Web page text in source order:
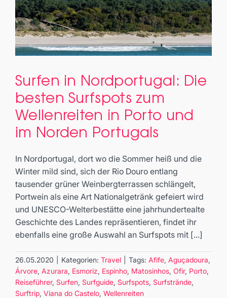
Surfen in Nordportugal: Die
besten Surfspots zum
Wellenreiten in Porto und im
Norden Portugals
Travel
Surfen in Nordportugal: Die
besten Surfspots zum
Wellenreiten in Porto und
im Norden Portugals
In Nordportugal, dort wo die Sommer heiß und die
Winter mild sind, sich der Rio Douro entlang
tausender grüner Weinbergterrassen schlängelt,
Portwein als eine Art Nationalgetränk gefeiert wird
und UNESCO-Welterbestätte eine jahrhundertealte
Geschichte des Landes repräsentieren, findet ihr
ebenfalls eine große Auswahl an Surfspots mit [...]
26.05.2020 Kategorien: Travel Tags: Afife, Aguçadoura,
Árvore, Azurara, Esmoriz, Espinho, Matosinhos, Ofir, Porto,
Reiseführer, Surfen, Surfguide, Surfspots, Surfstrände,
Surftrip, Viana do Castelo, Wellenreiten